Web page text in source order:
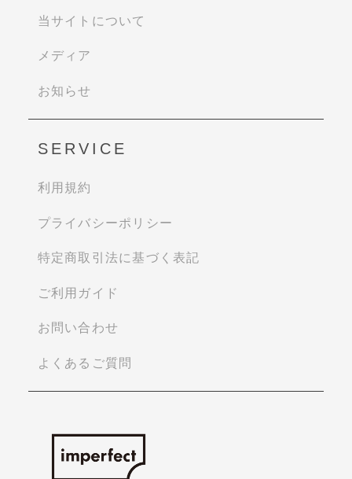
当サイトについて
メディア
お知らせ
SERVICE
利用規約
プライバシーポリシー
特定商取引法に基づく表記
ご利用ガイド
お問い合わせ
よくあるご質問